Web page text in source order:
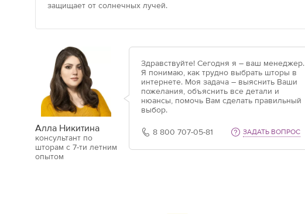
защищает от солнечных лучей.
Алла Никитина
консультант по
шторам с 7-ти летним
опытом
Здравствуйте! Сегодня я – ваш менеджер.
Я понимаю, как трудно выбрать шторы в
интернете. Моя задача – выяснить Ваши
пожелания, объяснить все детали и
нюансы, помочь Вам сделать правильный
выбор.
8 800 707-05-81 ЗАДАТЬ ВОПРОС